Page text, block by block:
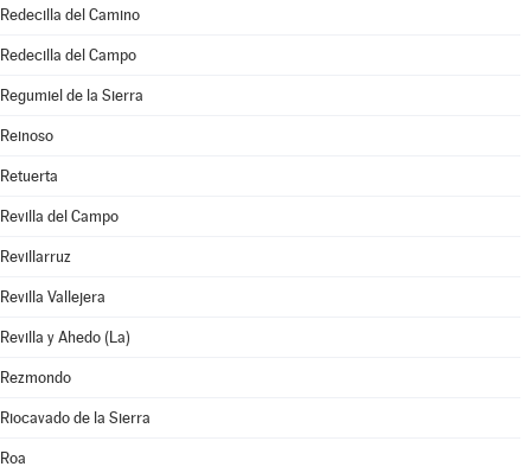
Redecilla del Camino
Redecilla del Campo
Regumiel de la Sierra
Reinoso
Retuerta
Revilla del Campo
Revillarruz
Revilla Vallejera
Revilla y Ahedo (La)
Rezmondo
Riocavado de la Sierra
Roa